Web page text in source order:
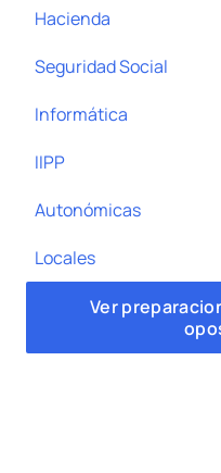
Hacienda
Seguridad Social
Informática
IIPP
Autonómicas
Locales
Ver